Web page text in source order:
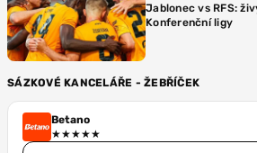
Jablonec vs RFS:
Konferenční ligy
SÁZKOVÉ KANCELÁŘE - ŽEBŘÍČEK
Betano